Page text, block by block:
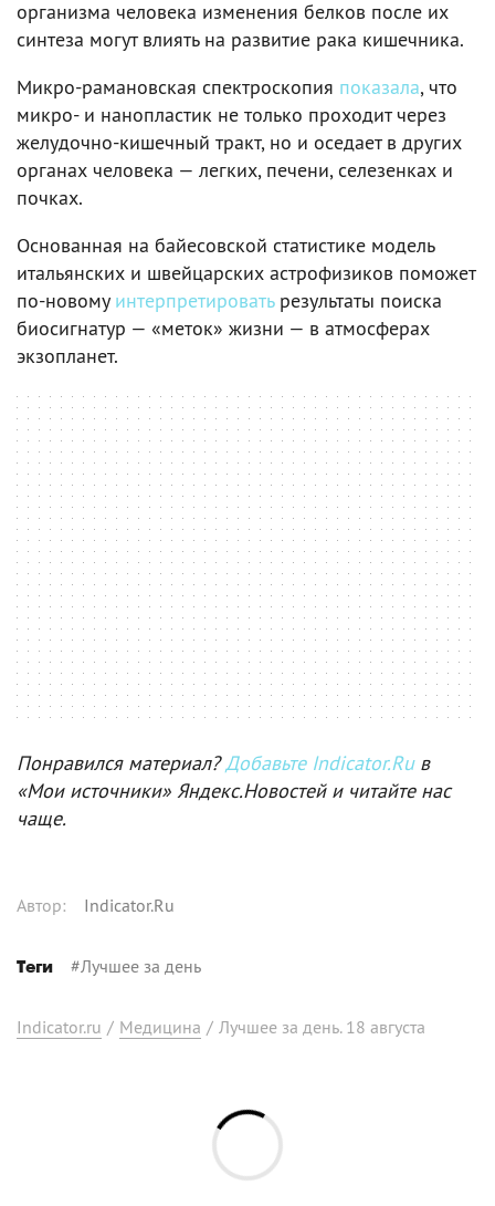
организма человека изменения белков после их
синтеза могут влиять на развитие рака кишечника.
Микро-рамановская спектроскопия показала, что
микро- и нанопластик не только проходит через
желудочно-кишечный тракт, но и оседает в других
органах человека — легких, печени, селезенках и
почках.
Основанная на байесовской статистике модель
итальянских и швейцарских астрофизиков поможет
по-новому интерпретироватьрезультаты поиска
биосигнатур — «меток» жизни — в атмосферах
экзопланет.
Понравился материал?Добавьте Indicator.Ruв
«Мои источники» Яндекс.Новостей и читайте нас
чаще.
Автор: Indicator.Ru
Теги #Лучшее за день
Indicator.ru / Медицина / Лучшее за день. 18 августа